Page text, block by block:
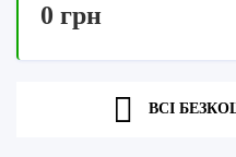
0 грн
ВСІ